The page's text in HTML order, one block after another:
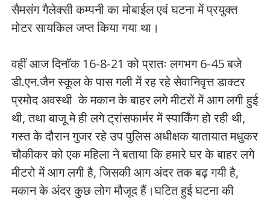
सैमसंग गैलेक्सी कम्पनी का मोबाईल एवं घटना में प्रयुक्त
मोटर सायकिल जप्त किया गया था।
वहीं आज दिनॉक 16-8-21 को प्रातः लगभग 6-45 बजे
डी.एन.जैन स्कूल के पास गली में रह रहे सेवानिवृत्त डाक्टर
प्रमोद अवस्थी के मकान के बाहर लगे मीटरों में आग लगी हुई
थी, तथा बाजू मे ही लगे ट्रांसफार्मर में स्पार्किंग हो रही थी,
गस्त के दौरान गुजर रहे उप पुलिस अधीक्षक यातायात मधुकर
चौकीकर को एक महिला ने बताया कि हमारे घर के बाहर लगे
मीटरो में आग लगी है, जिसकी आग अंदर तक बढ़ गयी है,
मकान के अंदर कुछ लोग मौजूद हैं।घटित हुई घटना की